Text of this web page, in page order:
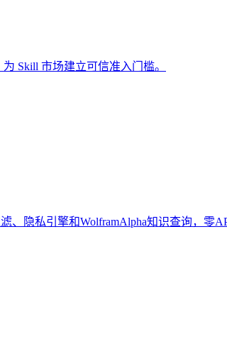
Skill 市场建立可信准入门槛。
隐私引擎和WolframAlpha知识查询，零